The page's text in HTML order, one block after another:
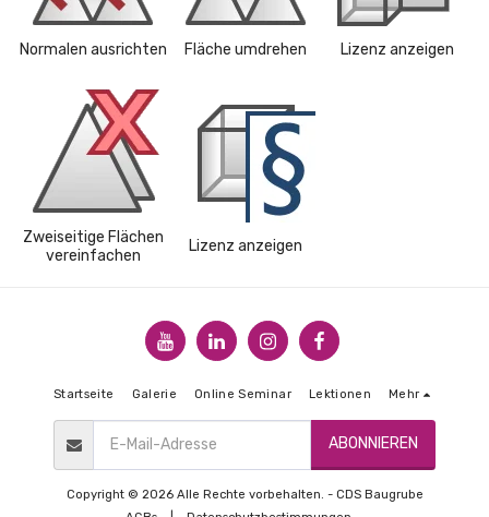
Normalen ausrichten Fläche umdrehen Lizenz anzeigen
Zweiseitige Flächen
vereinfachen
Lizenz anzeigen
Startseite Galerie Online Seminar Lektionen Mehr
ABONNIEREN
Copyright © 2026 Alle Rechte vorbehalten. - CDS Baugrube